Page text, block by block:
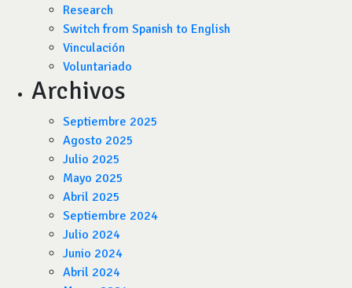
Research
Switch from Spanish to English
Vinculación
Voluntariado
Archivos
Septiembre 2025
Agosto 2025
Julio 2025
Mayo 2025
Abril 2025
Septiembre 2024
Julio 2024
Junio 2024
Abril 2024